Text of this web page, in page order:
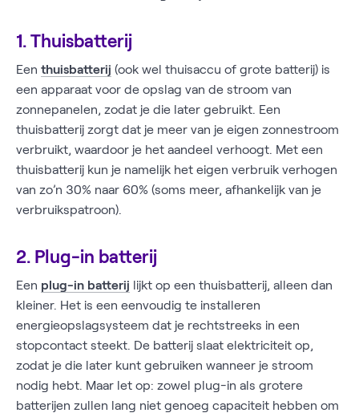
1. Thuisbatterij
Een thuisbatterij (ook wel thuisaccu of grote batterij) is
een apparaat voor de opslag van de stroom van
zonnepanelen, zodat je die later gebruikt. Een
thuisbatterij zorgt dat je meer van je eigen zonnestroom
verbruikt, waardoor je het aandeel verhoogt. Met een
thuisbatterij kun je namelijk het eigen verbruik verhogen
van zo’n 30% naar 60% (soms meer, afhankelijk van je
verbruikspatroon).
2. Plug-in batterij
Een plug-in batterij lijkt op een thuisbatterij, alleen dan
kleiner. Het is een eenvoudig te installeren
energieopslagsysteem dat je rechtstreeks in een
stopcontact steekt. De batterij slaat elektriciteit op,
zodat je die later kunt gebruiken wanneer je stroom
nodig hebt. Maar let op: zowel plug-in als grotere
batterijen zullen lang niet genoeg capaciteit hebben om